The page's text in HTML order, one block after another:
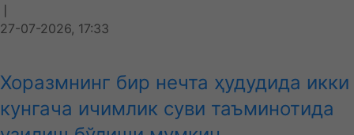
❘
27-07-2026, 17:33
Хоразмнинг бир нечта ҳудудида икки
кунгача ичимлик суви таъминотида